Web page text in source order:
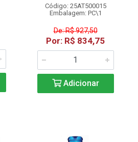
Código: 25AT500015
Embalagem: PC\1
De: R$ 927,50
Por: R$ 834,75
Adicionar